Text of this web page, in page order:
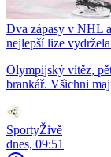
Dva zápasy v NHL
nejlepší lize
Olympijský vítěz,
brankář. Všichni
SportyŽivě
dnes, 09:51